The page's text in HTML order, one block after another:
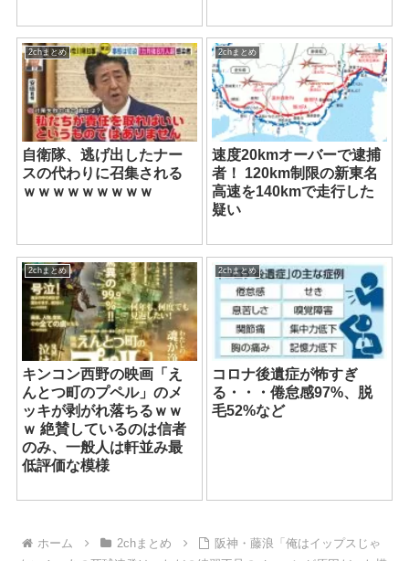
2chまとめ
自衛隊、逃げ出したナー
スの代わりに召集される
ｗｗｗｗｗｗｗｗｗ
2chまとめ
速度20kmオーバーで逮捕
者！ 120km制限の新東名
高速を140kmで走行した
疑い
2chまとめ
キンコン西野の映画「え
んとつ町のプペル」のメ
ッキが剥がれ落ちるｗｗ
ｗ 絶賛しているのは信者
のみ、一般人は軒並み最
低評価な模様
2chまとめ
コロナ後遺症が怖すぎ
る・・・倦怠感97%、脱
毛52%など
ホーム 2chまとめ
阪神・藤浪「俺はイップスじゃ